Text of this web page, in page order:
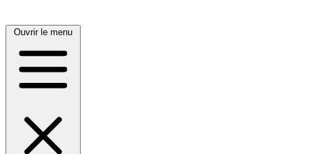
Ouvrir le menu